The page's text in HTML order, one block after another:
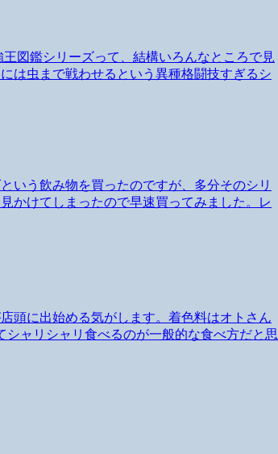
鑑シリーズって、結構いろんなところで見
は虫まで戦わせるという異種格闘技すぎるシ
いう飲み物を買ったのですが、多分そのシリ
かけてしまったので早速買ってみました。レ
に出始める気がします。着色料はオトさん
ャリシャリ食べるのが一般的な食べ方だと思